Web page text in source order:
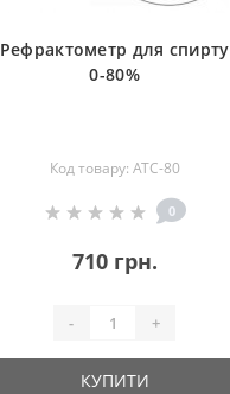
Рефрактометр для спирту
0-80%
Код товару: АТС-80
0
710 грн.
- +
КУПИТИ